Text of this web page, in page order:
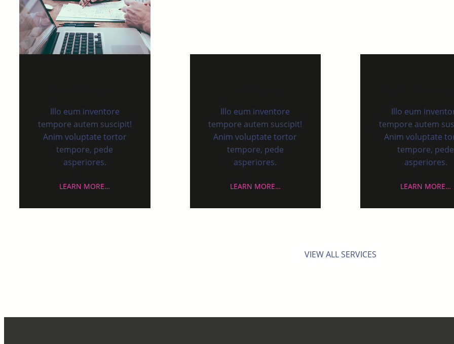
Illo eum inventore
tempore autem suscipit!
Anim voluptate tortor
tempore, pede
asperiores.
LEARN MORE…
Illo eum inventore
tempore autem suscipit!
Anim voluptate tortor
tempore, pede
asperiores.
LEARN MORE…
Illo eum
tempore autem
Anim voluptate
tempore, pede
asperiores.
LEARN MORE…
VIEW ALL SERVICES